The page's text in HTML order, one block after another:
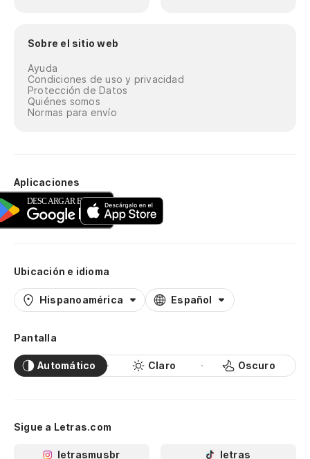
Sobre el sitio web
Ayuda
Condiciones de uso y privacidad
Protección de Datos
Quiénes somos
Normas para envío
Aplicaciones
Ubicación e idioma
Hispanoamérica Español
Pantalla
Automático Claro Oscuro
Sigue a Letras.com
letrasmusbr letras